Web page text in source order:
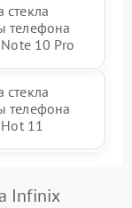
стекла
телефона
10 Pro
стекла
телефона
11
Infinix